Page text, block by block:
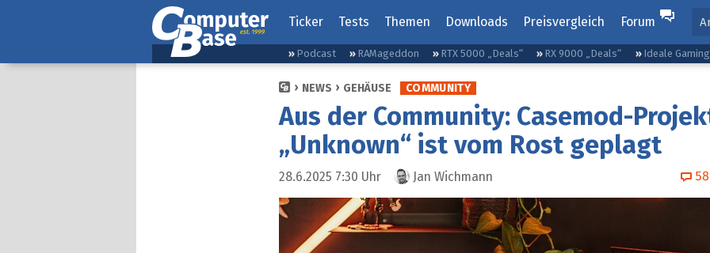
Ticker Tests Themen Downloads Preisvergleich Forum
Podcast RAMageddon RTX 5000 „Deals“ RX 9000 „Deals“ Ideale
NEWS GEHÄUSE COMMUNITY
Aus der Community: Casemod-
„Unknown“ ist vom Rost geplagt
28.6.2025 7:30 Uhr Jan Wichmann 58